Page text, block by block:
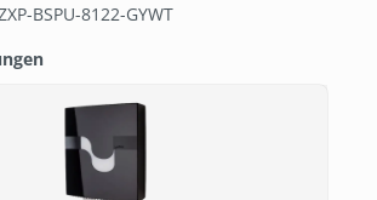
BSPU-8122-GYWT